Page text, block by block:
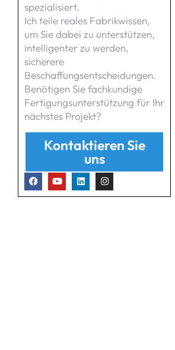
spezialisiert.
Ich teile reales Fabrikwissen,
um Sie dabei zu unterstützen,
intelligenter zu werden,
sicherere
Beschaffungsentscheidungen.
Benötigen Sie fachkundige
Fertigungsunterstützung für Ihr
nächstes Projekt?
Kontaktieren Sie
uns